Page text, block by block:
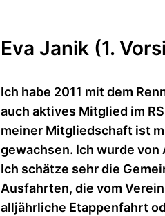
Eva Janik (1.
Ich habe 2011 mit dem
auch aktives Mitglied im
meiner Mitgliedschaft ist
gewachsen. Ich wurde
Ich schätze sehr die
Ausfahrten, die vom
alljährliche Etappenfahrt